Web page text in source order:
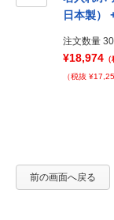
日本製）
注文数量
¥18,974
（税抜
前の画面へ戻る